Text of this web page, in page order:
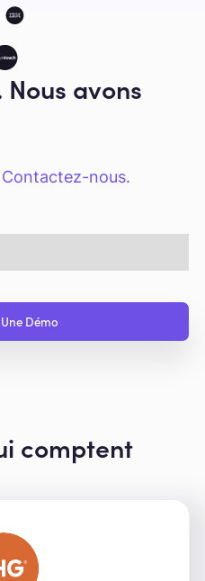
avons
Contactez-nous.
Démo
comptent